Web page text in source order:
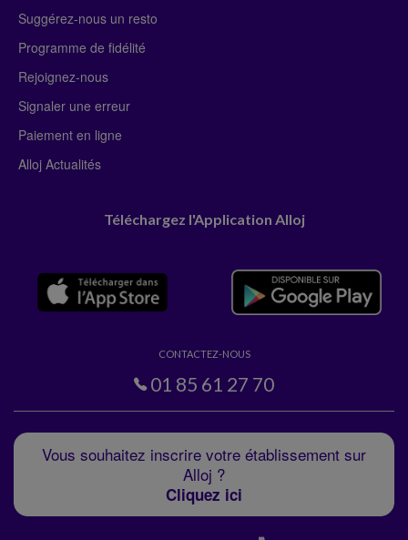
Suggérez-nous un resto
Programme de fidélité
Rejoignez-nous
Signaler une erreur
Paiement en ligne
Alloj Actualités
Téléchargez l'Application Alloj
CONTACTEZ-NOUS
01 85 61 27 70
Vous souhaitez inscrire votre établissement sur
Alloj ?
Cliquez ici